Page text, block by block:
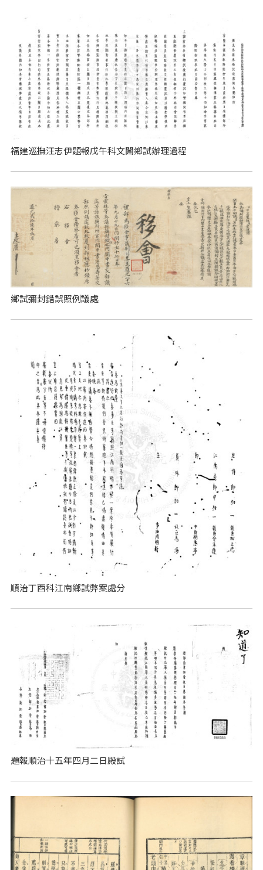
福建巡撫汪志伊題報戊午科文闈鄉試辦理過程
鄉試彌封錯誤照例議處
順治丁酉科江南鄉試弊案處分
題報順治十五年四月二日殿試